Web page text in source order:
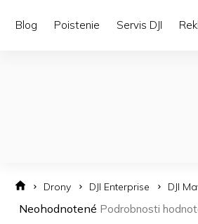
Blog Poistenie Servis DJI
Drony DJI Enterprise DJI
Priemerné
Neohodnotené Podrobnosti